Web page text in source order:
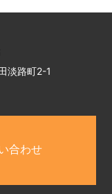
淡路町2-1
合わせ